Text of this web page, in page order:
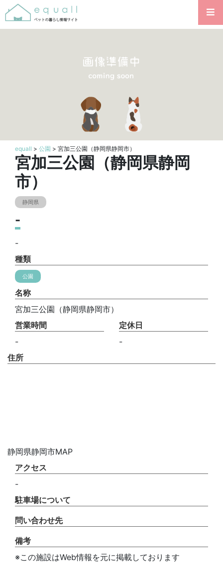
equall > 公園 > 宮加三公園（静岡県静岡市）
宮加三公園（静岡県静岡
市）
静岡県
-
-
種類
公園
名称
宮加三公園（静岡県静岡市）
営業時間
-
定休日
-
住所
静岡県静岡市MAP
アクセス
-
駐車場について
問い合わせ先
備考
※この施設はWeb情報を元に掲載しております